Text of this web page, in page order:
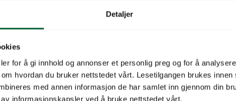
Detaljer
for å gi innhold og annonser et personlig preg og for å
hvordan du bruker nettstedet vårt. Lesetilgangen brukes
med annen informasjon de har samlet inn gjennom din
informasjonskapsler ved å bruke nettstedet vårt.
Diameter (Ø) (cm,